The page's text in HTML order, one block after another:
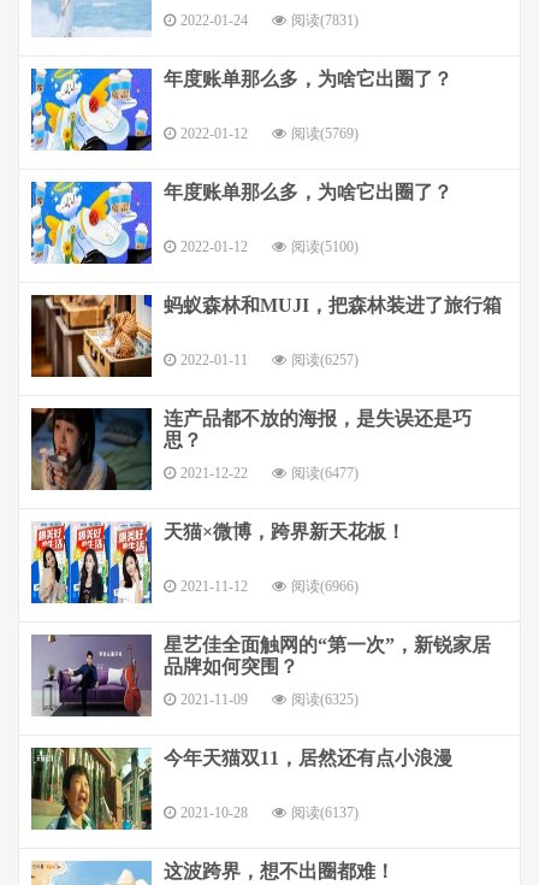
2022-01-24 阅读(7831)
年度账单那么多，为啥它出圈了？
2022-01-12 阅读(5769)
年度账单那么多，为啥它出圈了？
2022-01-12 阅读(5100)
蚂蚁森林和MUJI，把森林装进了旅行箱
2022-01-11 阅读(6257)
连产品都不放的海报，是失误还是巧
思？
2021-12-22 阅读(6477)
天猫×微博，跨界新天花板！
2021-11-12 阅读(6966)
星艺佳全面触网的“第一次”，新锐家居
品牌如何突围？
2021-11-09 阅读(6325)
今年天猫双11，居然还有点小浪漫
2021-10-28 阅读(6137)
这波跨界，想不出圈都难！